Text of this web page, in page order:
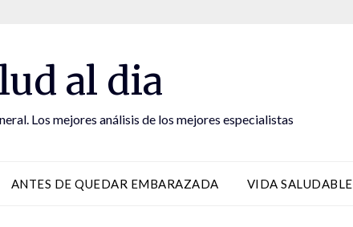
al dia
Los mejores análisis de los mejores especialistas
ANTES DE QUEDAR EMBARAZADA VIDA SALUDABLE